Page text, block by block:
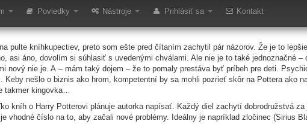
Poviedky Nástroje Prihlásiť sa Kontakt
pulte kníhkupectiev, preto som ešte pred čítaním zachytil pár názorov. Že je to
asi áno, dovolím si súhlasiť s uvedenými chválami. Ale nie je to také jednoznačné –
nový nie je. A – mám taký dojem – že to pomaly prestáva byť príbeh pre deti.
nešlo o biznis ako hrom, kompetentní by sa mohli pozrieť skôr na Pottera ako
takmer kingovka…
kníh o Harry Potterovi plánuje autorka napísať. Každý diel zachytí dobrodružstvá
vhodné číslo na to, aby začali nové problémy. Ideálny je napríklad zločinec (Sirius